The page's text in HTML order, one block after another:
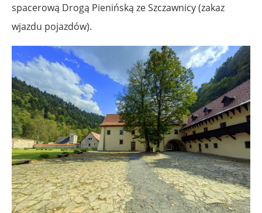
spacerową Drogą Pienińską ze Szczawnicy (zakaz
wjazdu pojazdów).